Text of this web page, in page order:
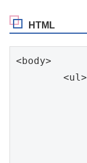
HTML
<body>